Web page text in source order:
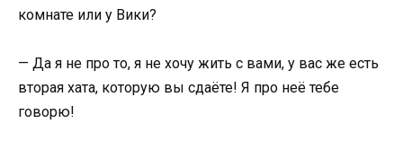
комнате или у Вики?
— Да я не про то, я не хочу жить с вами, у вас же есть
вторая хата, которую вы сдаёте! Я про неё тебе
говорю!